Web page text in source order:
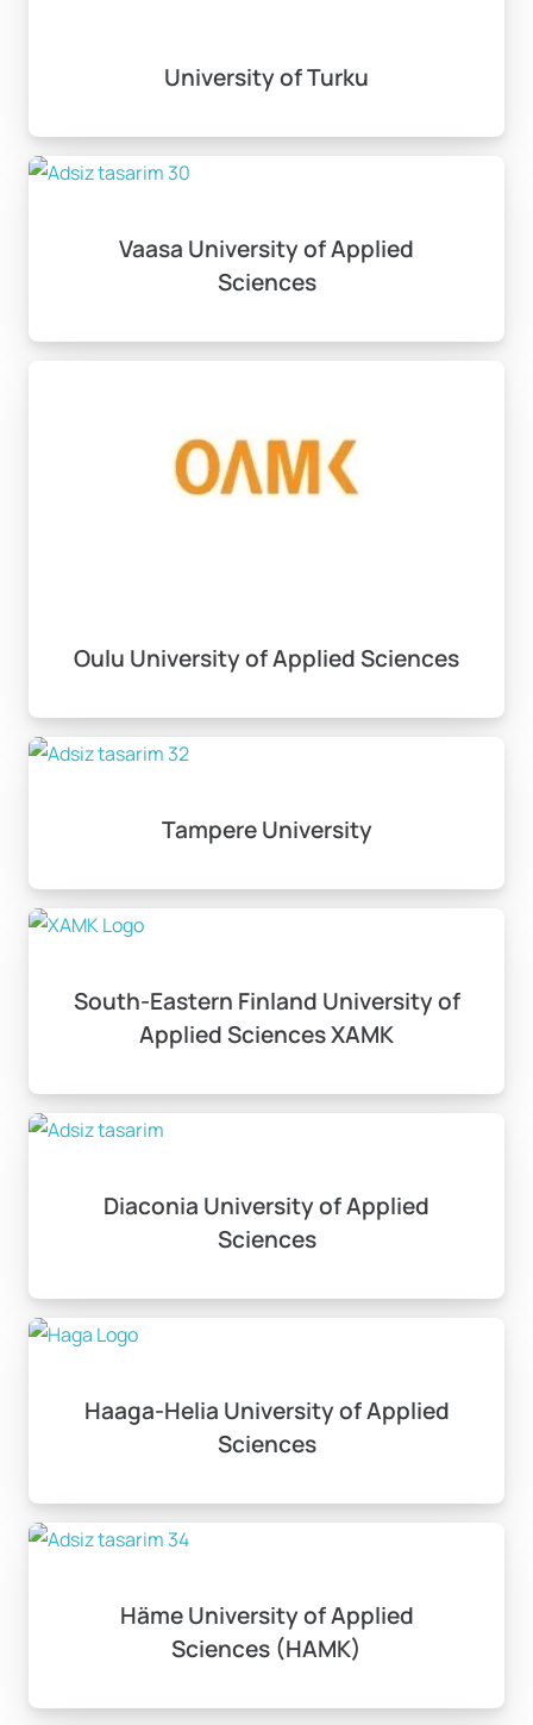
University of Turku
Vaasa University of Applied
Sciences
Oulu University of Applied Sciences
Tampere University
South-Eastern Finland University of
Applied Sciences XAMK
Diaconia University of Applied
Sciences
Haaga-Helia University of Applied
Sciences
Häme University of Applied
Sciences (HAMK)